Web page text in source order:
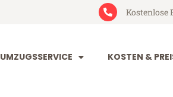
Kostenlose
UMZUGSSERVICE KOSTEN &